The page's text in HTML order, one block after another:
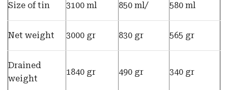
Size of tin 3100 ml 850 ml/ 580 ml
Net weight 3000 gr 830 gr 565 gr
Drained
weight
1840 gr 490 gr 340 gr